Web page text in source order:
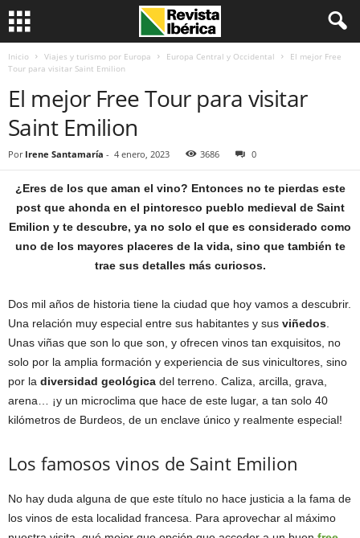
Inicio Viajes y turismo por Europa Europa Central y Occidental
El mejor Free
Tour para visitar Saint Emilion
El mejor Free Tour para visitar
Saint Emilion
Por Irene Santamaría - 4 enero, 2023 3686 0
¿Eres de los que aman el vino? Entonces no te pierdas este
post que ahonda en el pintoresco pueblo medieval de Saint
Emilion y te descubre, ya no solo el que es considerado como
uno de los mayores placeres de la vida, sino que también te
trae sus detalles más curiosos.
Dos mil años de historia tiene la ciudad que hoy vamos a descubrir.
Una relación muy especial entre sus habitantes y sus viñedos
Unas viñas que son lo que son, y ofrecen vinos tan exquisitos, no
solo por la amplia formación y experiencia de sus vinicultores, sino
por la diversidad geológica del terreno. Caliza, arcilla, grava,
arena… ¡y un microclima que hace de este lugar, a tan solo 40
kilómetros de Burdeos, de un enclave único y realmente especial!
Los famosos vinos de Saint Emilion
No hay duda alguna de que este título no hace justicia a la fama de
los vinos de esta localidad francesa. Para aprovechar al máximo